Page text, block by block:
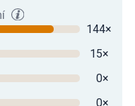
x 60 x 1,5
31,89 €
144×
15×
0×
0×